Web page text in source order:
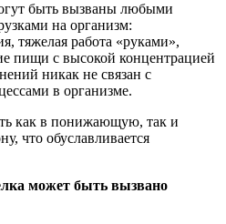
быть вызваны любыми
на организм:
тяжелая работа «руками»,
пищи с высокой концентрацией
никак не связан с
в организме.
как в понижающую, так и
что обуславливается
может быть вызвано